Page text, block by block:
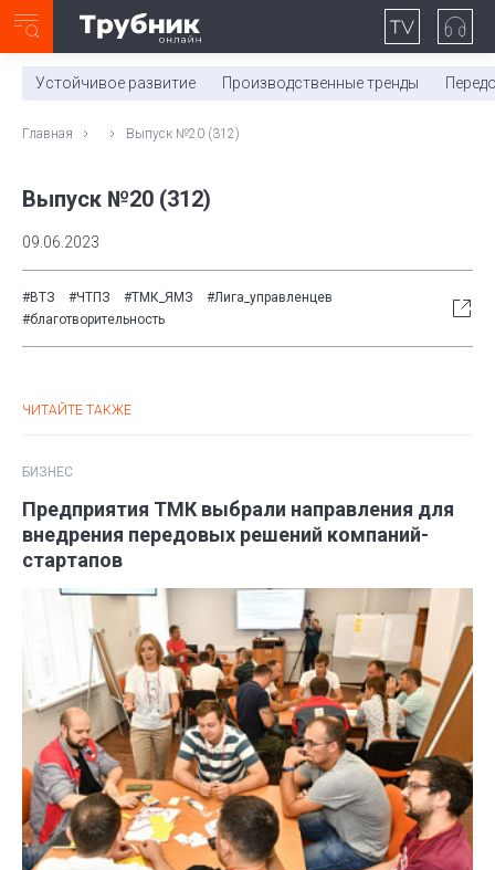
0:00/ 11:03
Устойчивое развитие Производственные тренды
Главная Выпуск №20 (312)
Выпуск №20 (312)
09.06.2023
#ВТЗ #ЧТПЗ #ТМК_ЯМЗ
#Лига_управленцев
#благотворительность
ЧИТАЙТЕ ТАКЖЕ
БИЗНЕС
Предприятия ТМК выбрали направления для
внедрения передовых решений компаний-
стартапов